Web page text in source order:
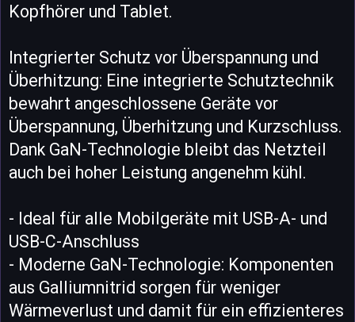
Kopfhörer und Tablet.
Integrierter Schutz vor Überspannung und
Überhitzung: Eine integrierte Schutztechnik
bewahrt angeschlossene Geräte vor
Überspannung, Überhitzung und Kurzschluss.
Dank GaN-Technologie bleibt das Netzteil
auch bei hoher Leistung angenehm kühl.
- Ideal für alle Mobilgeräte mit USB-A- und
USB-C-Anschluss
- Moderne GaN-Technologie: Komponenten
aus Galliumnitrid sorgen für weniger
Wärmeverlust und damit für ein effizienteres